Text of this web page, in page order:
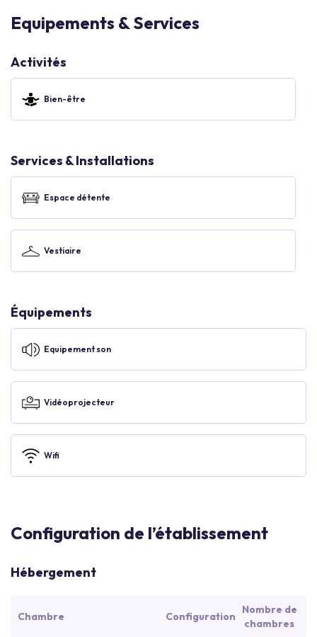
Equipements & Services
Activités
Bien-être
Services & Installations
Espace détente
Vestiaire
Équipements
Equipement son
Vidéoprojecteur
Wifi
Configuration de l’établissement
Hébergement
Chambre Configuration
Nombre de
chambres